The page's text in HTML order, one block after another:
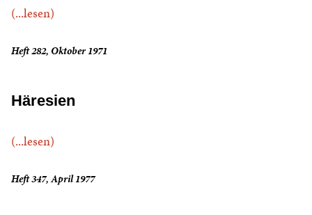
(...lesen)
Heft 282, Oktober 1971
Häresien
(...lesen)
Heft 347, April 1977